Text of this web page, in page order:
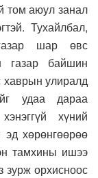
том аюул занал
Тухайлбал,
шар өвс
газар байшин
хаврын улиралд
удаа дараа
хүний
хөрөнгөөрөө
тамхины ишээ
зурж орхисноос